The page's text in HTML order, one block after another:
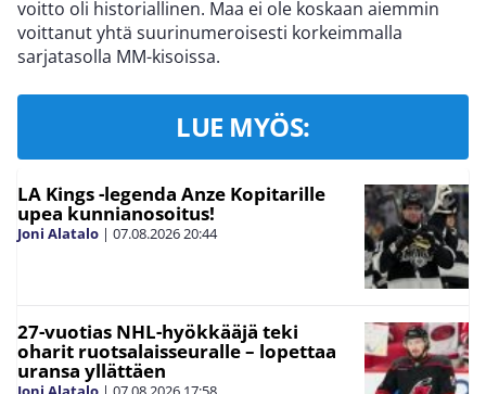
voitto oli historiallinen. Maa ei ole koskaan aiemmin
voittanut yhtä suurinumeroisesti korkeimmalla
sarjatasolla MM-kisoissa.
LUE MYÖS:
LA Kings -legenda Anze Kopitarille
upea kunnianosoitus!
Joni Alatalo | 07.08.2026 20:44
27-vuotias NHL-hyökkääjä teki
oharit ruotsalaisseuralle – lopettaa
uransa yllättäen